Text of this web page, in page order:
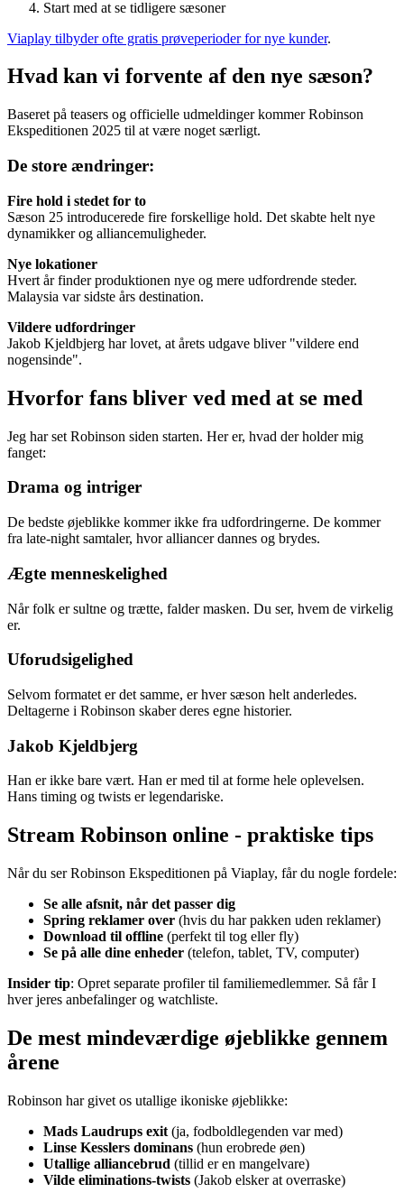
Start med at se tidligere sæsoner
Viaplay tilbyder ofte gratis prøveperioder for nye kunder.
Hvad kan vi forvente af den nye sæson?
Baseret på teasers og officielle udmeldinger kommer Robinson
Ekspeditionen 2025 til at være noget særligt.
De store ændringer:
Fire hold i stedet for to
Sæson 25 introducerede fire forskellige hold. Det skabte helt nye
dynamikker og alliancemuligheder.
Nye lokationer
Hvert år finder produktionen nye og mere udfordrende steder.
Malaysia var sidste års destination.
Vildere udfordringer
Jakob Kjeldbjerg har lovet, at årets udgave bliver "vildere end
nogensinde".
Hvorfor fans bliver ved med at se med
Jeg har set Robinson siden starten. Her er, hvad der holder mig
fanget:
Drama og intriger
De bedste øjeblikke kommer ikke fra udfordringerne. De kommer
fra late-night samtaler, hvor alliancer dannes og brydes.
Ægte menneskelighed
Når folk er sultne og trætte, falder masken. Du ser, hvem de virkelig
er.
Uforudsigelighed
Selvom formatet er det samme, er hver sæson helt anderledes.
Deltagerne i Robinson skaber deres egne historier.
Jakob Kjeldbjerg
Han er ikke bare vært. Han er med til at forme hele oplevelsen.
Hans timing og twists er legendariske.
Stream Robinson online - praktiske tips
Når du ser Robinson Ekspeditionen på Viaplay, får du nogle fordele:
Se alle afsnit, når det passer dig
Spring reklamer over (hvis du har pakken uden reklamer)
Download til offline (perfekt til tog eller fly)
Se på alle dine enheder (telefon, tablet, TV, computer)
Insider tip: Opret separate profiler til familiemedlemmer. Så får I
hver jeres anbefalinger og watchliste.
De mest mindeværdige øjeblikke gennem
årene
Robinson har givet os utallige ikoniske øjeblikke:
Mads Laudrups exit (ja, fodboldlegenden var med)
Linse Kesslers dominans (hun erobrede øen)
Utallige alliancebrud (tillid er en mangelvare)
Vilde eliminations-twists (Jakob elsker at overraske)